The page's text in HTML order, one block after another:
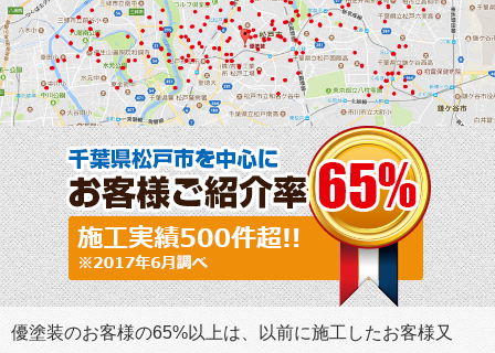
優塗装のお客様の65%以上は、以前に施工したお客様又